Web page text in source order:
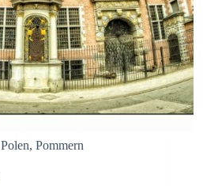
Polen, Pommern